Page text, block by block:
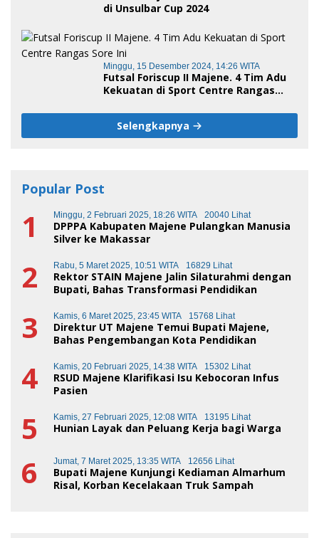
di Unsulbar Cup 2024
Minggu, 15 Desember 2024, 14:26 WITA
Futsal Foriscup II Majene. 4 Tim Adu
Kekuatan di Sport Centre Rangas
Selengkapnya
Popular Post
1 Minggu, 2 Februari 2025, 18:26 WITA 20040 Lihat
DPPPA Kabupaten Majene Pulangkan Manusia
Silver ke Makassar
2 Rabu, 5 Maret 2025, 10:51 WITA 16829 Lihat
Rektor STAIN Majene Jalin Silaturahmi dengan
Bupati, Bahas Transformasi Pendidikan
3 Kamis, 6 Maret 2025, 23:45 WITA 15768 Lihat
Direktur UT Majene Temui Bupati Majene,
Bahas Pengembangan Kota Pendidikan
4 Kamis, 20 Februari 2025, 14:38 WITA 15302 Lihat
RSUD Majene Klarifikasi Isu Kebocoran Infus
Pasien
5 Kamis, 27 Februari 2025, 12:08 WITA 13195 Lihat
Hunian Layak dan Peluang Kerja bagi Warga
6 Jumat, 7 Maret 2025, 13:35 WITA 12656 Lihat
Bupati Majene Kunjungi Kediaman Almarhum
Risal, Korban Kecelakaan Truk Sampah